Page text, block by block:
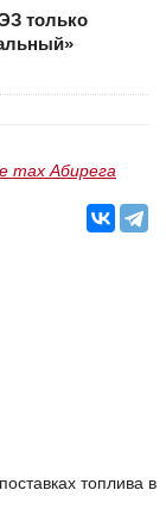
только
max Абирега
топлива в